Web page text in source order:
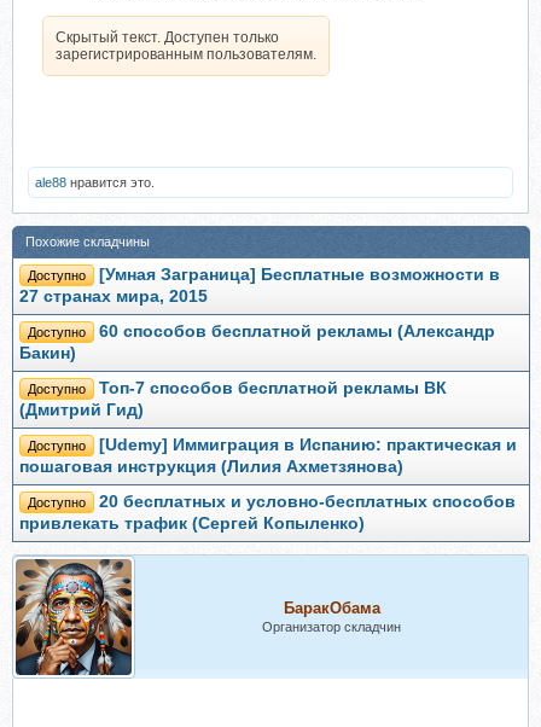
Скрытый текст. Доступен только
зарегистрированным пользователям.
ale88 нравится это.
Похожие складчины
Доступно
[Умная Заграница] Бесплатные возможности в
27 странах мира, 2015
Доступно
60 способов бесплатной рекламы (Александр
Бакин)
Доступно
Топ-7 способов бесплатной рекламы ВК
(Дмитрий Гид)
Доступно
[Udemy] Иммиграция в Испанию: практическая и
пошаговая инструкция (Лилия Ахметзянова)
Доступно
20 бесплатных и условно-бесплатных способов
привлекать трафик (Сергей Копыленко)
БаракОбама
Организатор складчин